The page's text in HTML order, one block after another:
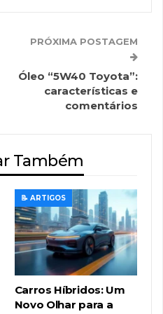
PRÓXIMA POSTAGEM
Óleo “5W40 Toyota”:
características e
comentários
Também
📝 ARTIGOS
Carros Híbridos: Um
Novo Olhar para a